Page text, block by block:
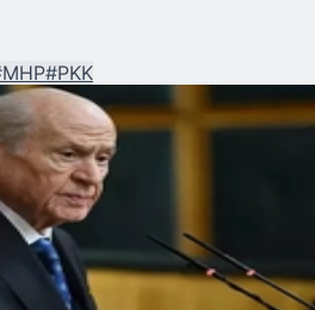
MHP#PKK
Mesajı: Sözlerinin Ardında Durdu,